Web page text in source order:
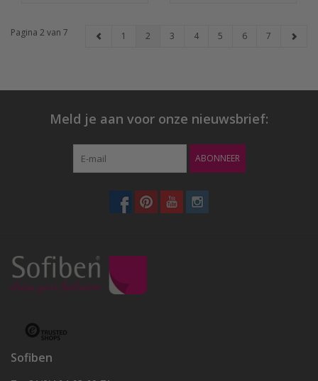
Pagina 2 van 7 1 2 3 4 5 6 7
Meld je aan voor onze nieuwsbrief:
ABONNEER
Sofiben